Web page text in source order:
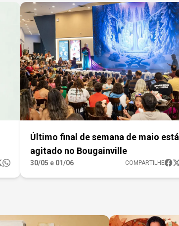
Último final de semana de maio está
agitado no Bougainville
30/05 e 01/06 COMPARTILHE